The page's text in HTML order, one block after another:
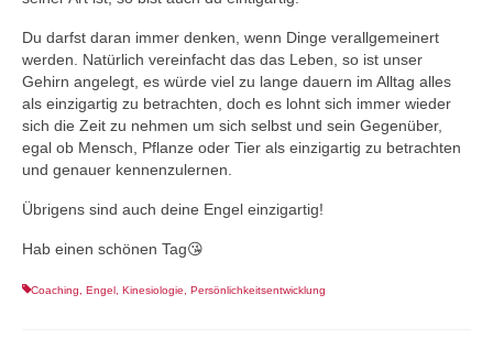
Du darfst daran immer denken, wenn Dinge verallgemeinert
werden. Natürlich vereinfacht das das Leben, so ist unser
Gehirn angelegt, es würde viel zu lange dauern im Alltag alles
als einzigartig zu betrachten, doch es lohnt sich immer wieder
sich die Zeit zu nehmen um sich selbst und sein Gegenüber,
egal ob Mensch, Pflanze oder Tier als einzigartig zu betrachten
und genauer kennenzulernen.
Übrigens sind auch deine Engel einzigartig!
Hab einen schönen Tag😘
Coaching, Engel , Kinesiologie, Persönlichkeitsentwicklung